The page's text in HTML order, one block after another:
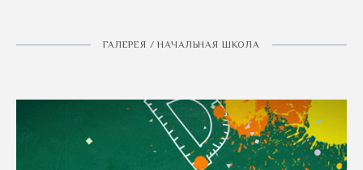
ГАЛЕРЕЯ / НАЧАЛЬНАЯ ШКОЛА